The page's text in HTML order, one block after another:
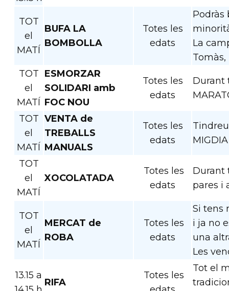
TOT
el
MATÍ
BUFA LA
BOMBOLLA
Totes les
edats
La
TOT
el
MATÍ
ESMORZAR
SOLIDARI amb
FOC NOU
Totes les
edats
Durant
TOT
el
MATÍ
VENTA de
TREBALLS
MANUALS
Totes les
edats
TOT
el
MATÍ
XOCOLATADA
Totes les
edats
Durant
pares i
TOT
el
MATÍ
MERCAT de
ROBA
Totes les
edats
Si tens
i ja no
una
Les
13.15 a
RIFA
Totes les
Tot el